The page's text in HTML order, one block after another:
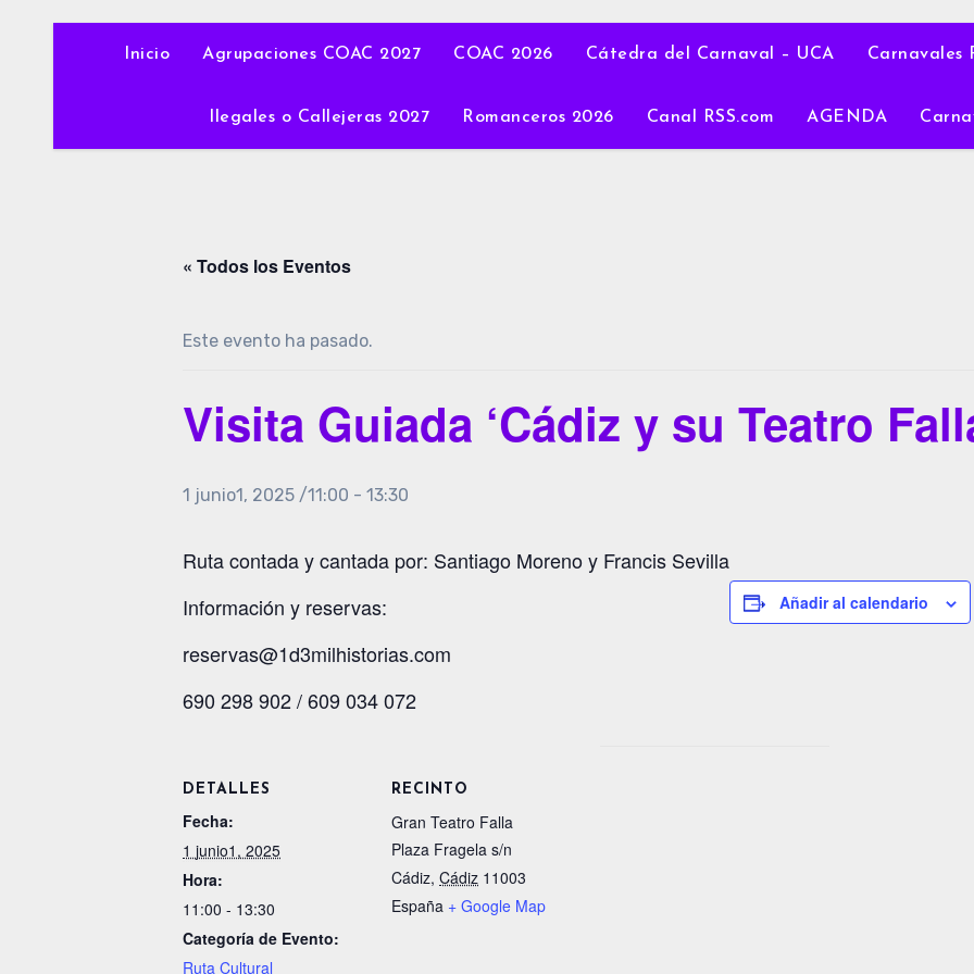
Inicio Agrupaciones COAC 2027 COAC 2026 Cátedra del Carnaval – UCA Carnavales
Ilegales o Callejeras 2027 Romanceros 2026 Canal RSS.com AGENDA
« Todos los Eventos
Este evento ha pasado.
Visita Guiada ‘Cádiz y su Teatro
1 junio1, 2025 /11:00 - 13:30
Ruta contada y cantada por: Santiago Moreno y Francis Sevilla
Información y reservas:
reservas@1d3milhistorias.com
690 298 902 / 609 034 072
Añadir al calendario
DETALLES
Fecha:
1 junio1, 2025
Hora:
11:00 - 13:30
Categoría de Evento:
Ruta Cultural
RECINTO
Gran Teatro Falla
Plaza Fragela s/n
Cádiz, Cádiz 11003
España + Google Map